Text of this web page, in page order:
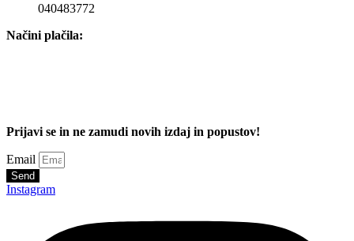
040483772
Načini plačila:
Prijavi se in ne zamudi novih izdaj in popustov!
Email
Send
Instagram